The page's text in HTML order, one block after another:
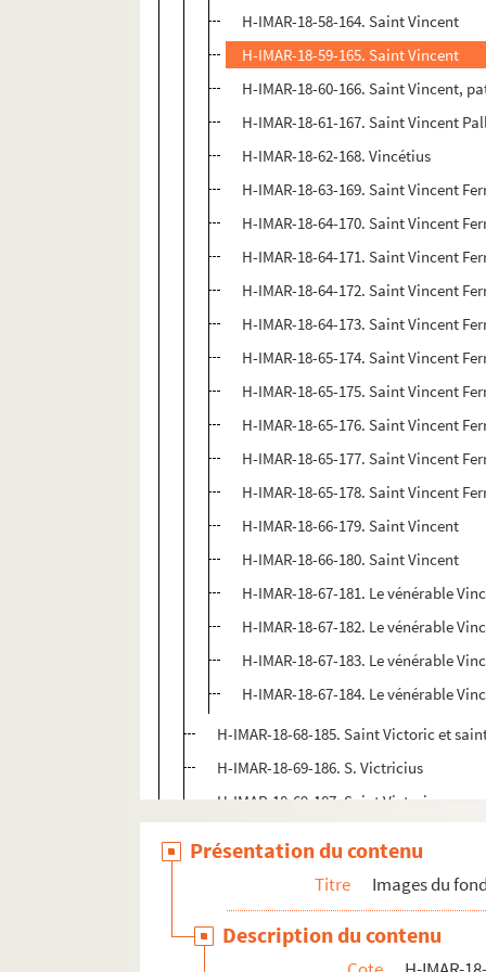
H-IMAR-18-58-164. Saint Vincent
H-IMAR-18-59-165. Saint Vincent
H-IMAR-18-60-166. Saint Vincent,
H-IMAR-18-61-167. Saint Vincent
H-IMAR-18-62-168. Vincétius
H-IMAR-18-63-169. Saint Vincent
H-IMAR-18-64-170. Saint Vincent
H-IMAR-18-64-171. Saint Vincent
H-IMAR-18-64-172. Saint Vincent
H-IMAR-18-64-173. Saint Vincent
H-IMAR-18-65-174. Saint Vincent
H-IMAR-18-65-175. Saint Vincent
H-IMAR-18-65-176. Saint Vincent
H-IMAR-18-65-177. Saint Vincent
H-IMAR-18-65-178. Saint Vincent
H-IMAR-18-66-179. Saint Vincent
H-IMAR-18-66-180. Saint Vincent
H-IMAR-18-67-181. Le vénérable
H-IMAR-18-67-182. Le vénérable
H-IMAR-18-67-183. Le vénérable
H-IMAR-18-67-184. Le vénérable
H-IMAR-18-68-185. Saint Victoric et
H-IMAR-18-69-186. S. Victricius
H-IMAR-18-69-187. Saint Victorice
H-IMAR-18-81-247. La vénérable
Présentation du contenu
Titre Images du
Description du contenu